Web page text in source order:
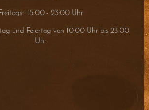
15:00 - 23:00 Uhr
und Feiertag von 10:00 Uhr bis 23:00
Uhr